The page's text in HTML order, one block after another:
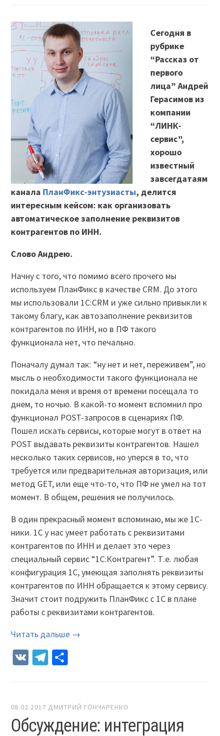
Сегодня в
рубрике
“Рассказ от
первого
лица” Андрей
Герасимов из
компании
“ЛИНК-
сервис”,
хорошо
известный
завсегдатаям
канала ПланФикс-энтузиасты, делится
интересным кейсом: как организовать
автоматическое заполнение реквизитов
контрагентов по ИНН.
Слово Андрею.
Начну с того, что помимо всего прочего мы
используем ПланФикс в качестве CRM. До этого
мы использовали 1C:CRM и уже сильно привыкли к
такому благу, как автозаполнение реквизитов
контрагентов по ИНН, но в ПФ такого
функционала нет, что печально.
Поначалу думал так: “ну нет и нет, переживем”, но
мысль о необходимости такого функционала не
покидала меня и время от времени посещала то
днем, то ночью. В какой-то момент вспомнил про
функционал POST-запросов в сценариях ПФ.
Пошел искать сервисы, которые могут в ответ на
POST выдавать реквизиты контрагентов. Нашел
несколько таких сервисов, но уперся в то, что
требуется или предварительная авторизация, или
метод GET, или еще что-то, что ПФ не умел на тот
момент. В общем, решения не получилось.
В один прекрасный момент вспоминаю, мы же 1С-
ники. 1С у нас умеет работать с реквизитами
контрагентов по ИНН и делает это через
специальный сервис “1С:Контрагент”. Т.е. любая
конфигурация 1С, умеющая заполнять реквизиты
контрагентов по ИНН обращается к этому сервису.
Значит стоит подружить ПланФикс с 1С в плане
работы с реквизитами контрагентов.
Читать дальше →
VK Telegram
08.02.2017 ДМИТРИЙ ГОНЧАРЕНКО
Обсуждение: интеграция